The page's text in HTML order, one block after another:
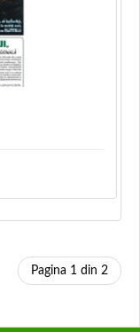
Pagina 1 din 2